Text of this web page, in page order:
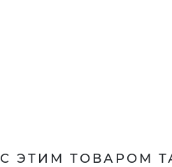
С ЭТИМ ТОВАРОМ